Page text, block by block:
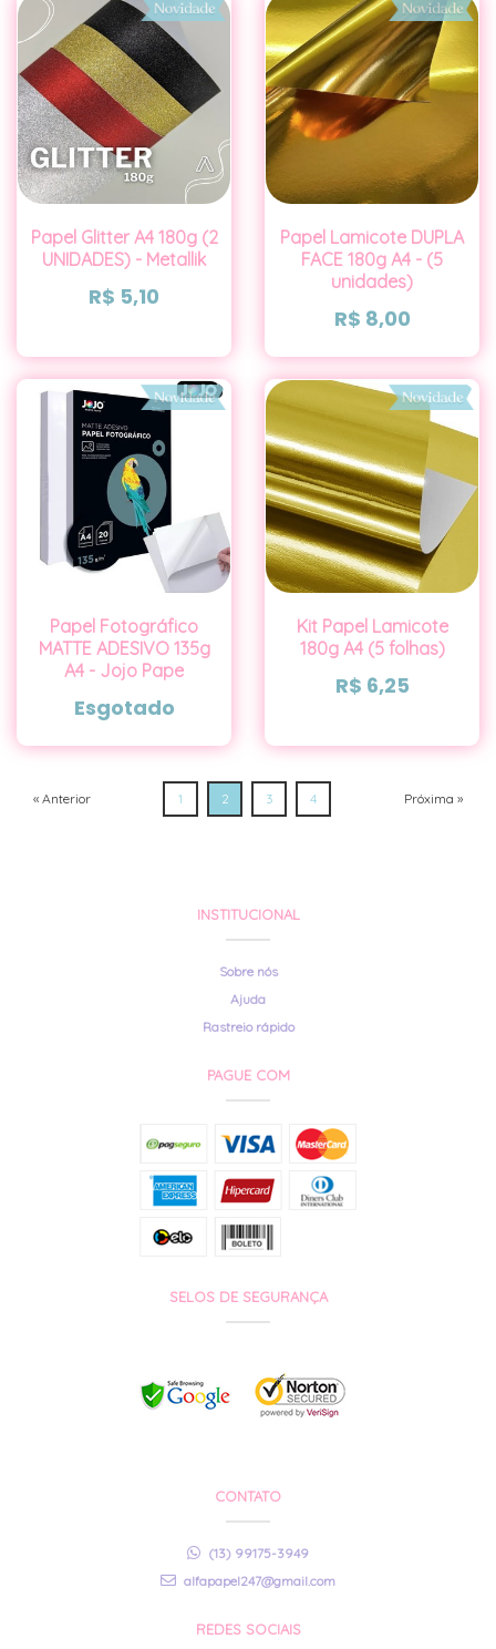
Papel Glitter A4 180g (2
UNIDADES) - Metallik
R$ 5,10
Papel Lamicote DUPLA
FACE 180g A4 - (5
unidades)
R$ 8,00
Papel Fotográfico
MATTE ADESIVO 135g
A4 - Jojo Pape
Esgotado
Kit Papel Lamicote
180g A4 (5 folhas)
R$ 6,25
« Anterior 1 2 3 4 Próxima »
INSTITUCIONAL
Sobre nós
Ajuda
Rastreio rápido
PAGUE COM
SELOS DE SEGURANÇA
CONTATO
(13) 99175-3949
alfapapel247@gmail.com
REDES SOCIAIS